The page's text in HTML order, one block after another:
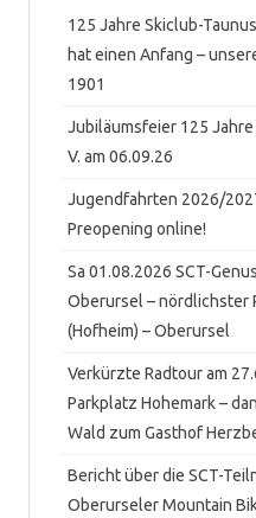
125 Jahre Skiclub-
hat einen Anfang –
1901
Jubiläumsfeier 125 Jahre
V. am 06.09.26
Jugendfahrten 2026/
Preopening online!
Sa 01.08.2026 SCT-
Oberursel – nördlichster
(Hofheim) – Oberursel
Verkürzte Radtour am
Parkplatz Hohemark –
Wald zum Gasthof
Bericht über die SCT-
Oberurseler Mountain